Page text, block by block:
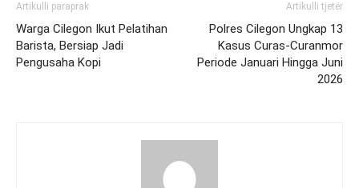
Artikulli paraprak
Warga Cilegon Ikut Pelatihan
Barista, Bersiap Jadi
Pengusaha Kopi
Artikulli tjetër
Polres Cilegon Ungkap 13
Kasus Curas-Curanmor
Periode Januari Hingga Juni
2026